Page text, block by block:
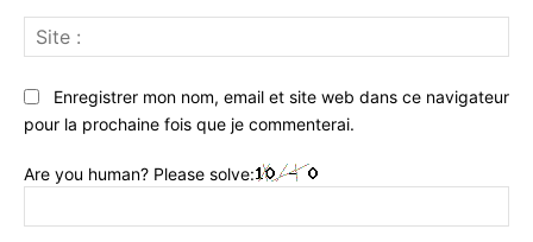
:
Enregistrer mon nom, email et site web dans ce navigateur
pour la prochaine fois que je commenterai.
Are you human? Please solve: